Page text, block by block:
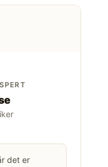
det er